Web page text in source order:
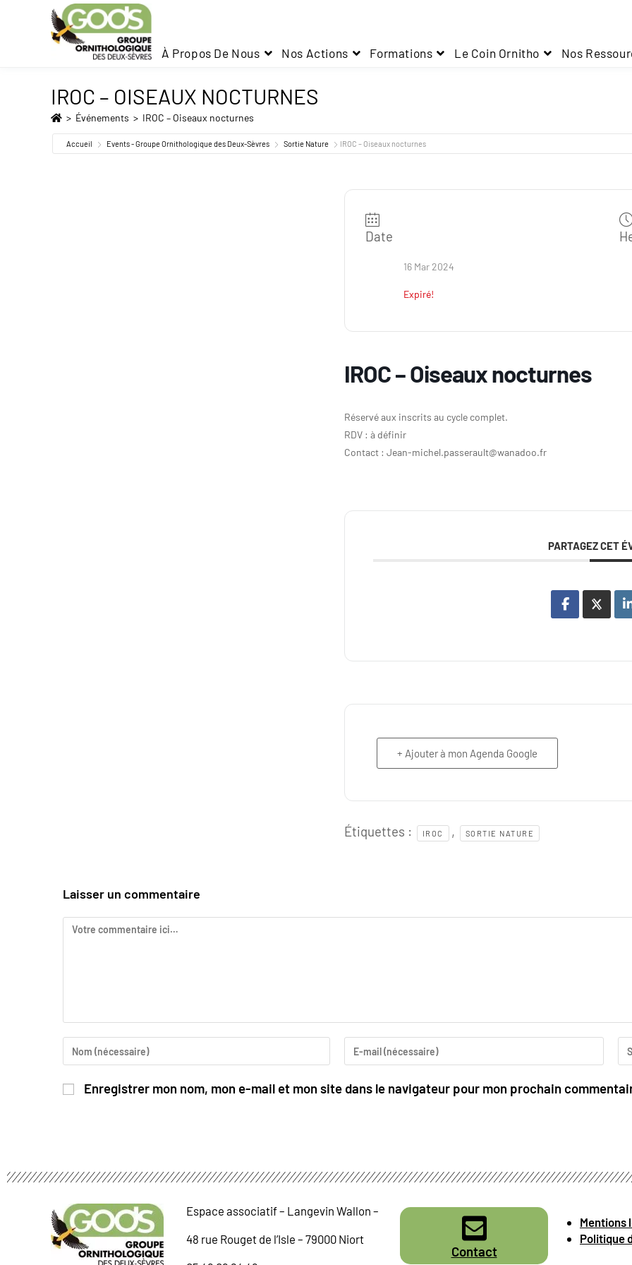
À Propos De Nous Nos Actions Formations Le Coin Ornitho Nos
IROC – OISEAUX NOCTURNES
> Événements > IROC – Oiseaux nocturnes
Accueil Events - Groupe Ornithologique des Deux-Sèvres Sortie Nature IROC – Oiseaux nocturnes
Date
16 Mar 2024
Expiré!
IROC – Oiseaux nocturnes
Réservé aux inscrits au cycle complet.
RDV : à définir
Contact : Jean-michel.passerault@wanadoo.fr
PARTAGEZ CET
+ Ajouter à mon Agenda Google
Étiquettes : IROC , SORTIE NATURE
Laisser un commentaire
Enregistrer mon nom, mon e-mail et mon site dans le navigateur pour mon prochain
Espace associatif – Langevin Wallon –
48 rue Rouget de l’Isle – 79000 Niort
Contact
Mentions
Politique